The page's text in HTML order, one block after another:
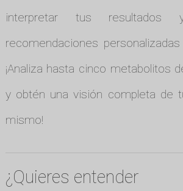
interpretar tus
recomendaciones
¡Analiza hasta cinco metabolitos
y obtén una visión completa de
mismo!
¿Quieres entender